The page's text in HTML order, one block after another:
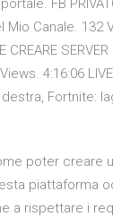
FB
Canale. 132
4:16:06
Fortnite:
poter creare
piattaforma
a rispettare i